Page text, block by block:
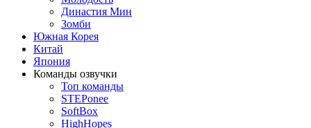
Династия Мин
Зомби
Южная Корея
Китай
Япония
Команды озвучки
Топ команды
STEPonee
SoftBox
HighHopes